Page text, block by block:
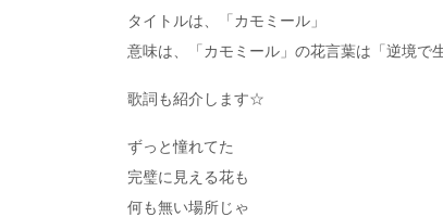
タイトルは、「カモミール」
意味は、「カモミール」の花言葉は「逆境で
歌詞も紹介します☆
ずっと憧れてた
完璧に見える花も
何も無い場所じゃ